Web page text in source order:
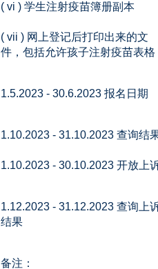
( vi ) 学生注射疫苗簿册副本
( vii ) 网上登记后打印出来的文
件，包括允许孩子注射疫苗表格
1.5.2023 - 30.6.2023 报名日期
1.10.2023 - 31.10.2023 查询结
1.10.2023 - 30.10.2023 开放上
1.12.2023 - 31.12.2023 查询上
结果
备注：